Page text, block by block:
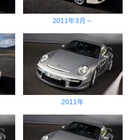
2011年3月～
2011年